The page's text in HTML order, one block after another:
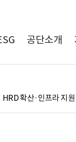
공단소개
HRD 확산·인프라 지원